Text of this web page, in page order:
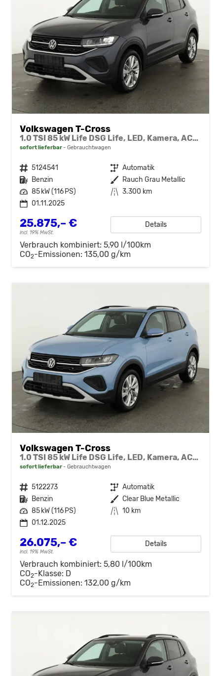
Volkswagen T-Cross
1.0 TSI 85 kW Life DSG Life, LED, Kamera, ACC, Side, Winter, 17-Zoll, 3-J. Garantie
sofort lieferbar Gebrauchtwagen
Fahrzeugnr. 5124541 Getriebe Automatik
Kraftstoff Benzin Außenfarbe Rauch Grau Metallic
Leistung 85 kW (116 PS) Kilometerstand 3.300 km
01.11.2025
25.875,– €
incl. 19% MwSt.
Details
Verbrauch kombiniert: 5,90 l/100km
CO2-Emissionen: 135,00 g/km
Volkswagen T-Cross
1.0 TSI 85 kW Life DSG Life, LED, Kamera, ACC, Side, Winter, 17-Zoll, 3-J. Garantie
sofort lieferbar Gebrauchtwagen
Fahrzeugnr. 5122273 Getriebe Automatik
Kraftstoff Benzin Außenfarbe Clear Blue Metallic
Leistung 85 kW (116 PS) Kilometerstand 10 km
01.12.2025
26.075,– €
incl. 19% MwSt.
Details
Verbrauch kombiniert: 5,80 l/100km
CO2-Klasse: D
CO2-Emissionen: 132,00 g/km